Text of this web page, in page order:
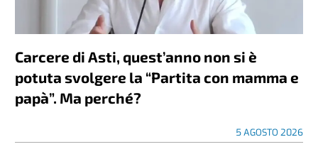
Carcere di Asti, quest’anno non si è
potuta svolgere la “Partita con mamma e
papà”. Ma perché?
5 AGOSTO 2026